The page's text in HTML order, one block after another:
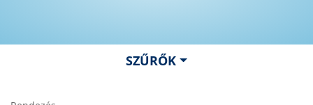
SZŰRŐK